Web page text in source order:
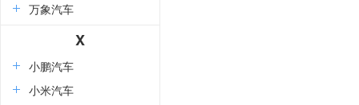
万象汽车
X
小鹏汽车
小米汽车